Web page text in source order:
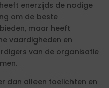
enerzijds de nodige
om de beste
maar heeft
vaardigheden en
van de organisatie
dan alleen toelichten en